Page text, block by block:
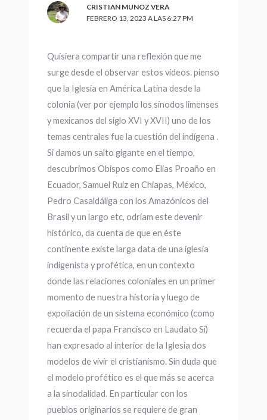
CRISTIAN MUNOZ VERA
FEBRERO 13, 2023 A LAS 6:27 PM
Quisiera compartir una reflexión que me
surge desde el observar estos videos. pienso
que la Iglesia en América Latina desde la
colonia (ver por ejemplo los sínodos limenses
y mexicanos del siglo XVI y XVII) uno de los
temas centrales fue la cuestión del indígena .
Si damos un salto gigante en el tiempo,
descubrimos Obispos como Elias Proaño en
Ecuador, Samuel Ruiz en Chiapas, México,
Pedro Casaldáliga con los Amazónicos del
Brasil y un largo etc, odríam este devenir
histórico, da cuenta de que en éste
continente existe larga data de una iglesia
indigenista y profética, en un contexto
donde las relaciones coloniales en un primer
momento de nuestra historia y luego de
expoliación de un sistema económico (como
recuerda el papa Francisco en Laudato Si)
han expresado al interior de la Iglesia dos
modelos de vivir el cristianismo. Sin duda que
el modelo profético es el que más se acerca
a la sinodalidad. En particular con los
pueblos originarios se requiere de gran